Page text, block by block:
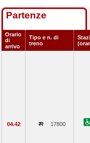
Partenze
Orario
di
arrivo
Tipo e n. di
treno
04.42 17800